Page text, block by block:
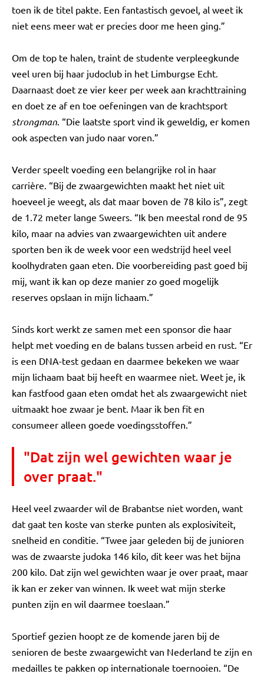
toen ik de titel pakte. Een fantastisch gevoel, al weet ik
niet eens meer wat er precies door me heen ging.”
Om de top te halen, traint de studente verpleegkunde
veel uren bij haar judoclub in het Limburgse Echt.
Daarnaast doet ze vier keer per week aan krachttraining
en doet ze af en toe oefeningen van de krachtsport
strongman. “Die laatste sport vind ik geweldig, er komen
ook aspecten van judo naar voren.”
Verder speelt voeding een belangrijke rol in haar
carrière. “Bij de zwaargewichten maakt het niet uit
hoeveel je weegt, als dat maar boven de 78 kilo is”, zegt
de 1.72 meter lange Sweers. “Ik ben meestal rond de 95
kilo, maar na advies van zwaargewichten uit andere
sporten ben ik de week voor een wedstrijd heel veel
koolhydraten gaan eten. Die voorbereiding past goed bij
mij, want ik kan op deze manier zo goed mogelijk
reserves opslaan in mijn lichaam.”
Sinds kort werkt ze samen met een sponsor die haar
helpt met voeding en de balans tussen arbeid en rust. “Er
is een DNA-test gedaan en daarmee bekeken we waar
mijn lichaam baat bij heeft en waarmee niet. Weet je, ik
kan fastfood gaan eten omdat het als zwaargewicht niet
uitmaakt hoe zwaar je bent. Maar ik ben fit en
consumeer alleen goede voedingsstoffen.”
"Dat zijn wel gewichten waar je
over praat."
Heel veel zwaarder wil de Brabantse niet worden, want
dat gaat ten koste van sterke punten als explosiviteit,
snelheid en conditie. “Twee jaar geleden bij de junioren
was de zwaarste judoka 146 kilo, dit keer was het bijna
200 kilo. Dat zijn wel gewichten waar je over praat, maar
ik kan er zeker van winnen. Ik weet wat mijn sterke
punten zijn en wil daarmee toeslaan.”
Sportief gezien hoopt ze de komende jaren bij de
senioren de beste zwaargewicht van Nederland te zijn en
medailles te pakken op internationale toernooien. “De